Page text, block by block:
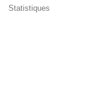
Statistiques